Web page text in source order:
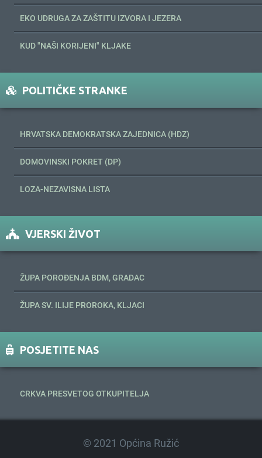
EKO UDRUGA ZA ZAŠTITU IZVORA I JEZERA
KUD "NAŠI KORIJENI" KLJAKE
POLITIČKE STRANKE
HRVATSKA DEMOKRATSKA ZAJEDNICA (HDZ)
DOMOVINSKI POKRET (DP)
LOZA-NEZAVISNA LISTA
VJERSKI ŽIVOT
ŽUPA POROĐENJA BDM, GRADAC
ŽUPA SV. ILIJE PROROKA, KLJACI
POSJETITE NAS
CRKVA PRESVETOG OTKUPITELJA
© 2021 Općina Ružić